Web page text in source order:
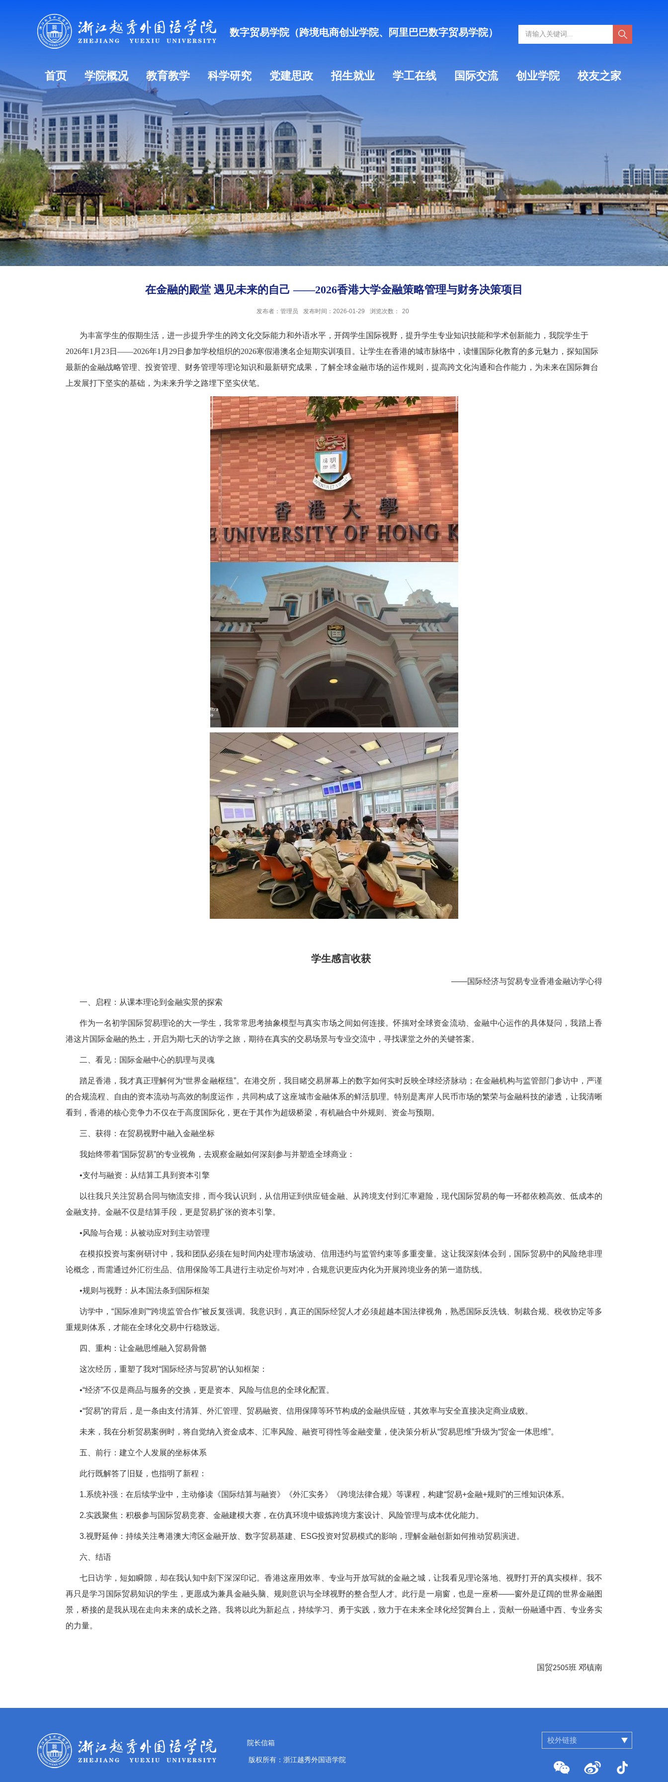
数字贸易学院（跨境电商创业学院、阿里巴巴数字贸易学院）
首页 学院概况 教育教学 科学研究 党建思政 招生就业 学工在线 国际交流 创业学院 校友之家
在金融的殿堂 遇见未来的自己 ——2026香港大学金融策略管理与财务决策项目
发布者：管理员 发布时间：2026-01-29 浏览次数： 20
为丰富学生的假期生活，进一步提升学生的跨文化交际能力和外语水平，开阔学生国际视野，提升学生专业知识技能和学术创新能力，我院学生于
2026年1月23日——2026年1月29日参加学校组织的2026寒假港澳名企短期实训项目。让学生在香港的城市脉络中，读懂国际化教育的多元魅力，探知国际
最新的金融战略管理、投资管理、财务管理等理论知识和最新研究成果，了解全球金融市场的运作规则，提高跨文化沟通和合作能力，为未来在国际舞台
上发展打下坚实的基础，为未来升学之路埋下坚实伏笔。
学生感言收获
——国际经济与贸易专业香港金融访学心得
一、启程：从课本理论到金融实景的探索
作为一名初学国际贸易理论的大一学生，我常常思考抽象模型与真实市场之间如何连接。怀揣对全球资金流动、金融中心运作的具体疑问，我踏上香
港这片国际金融的热土，开启为期七天的访学之旅，期待在真实的交易场景与专业交流中，寻找课堂之外的关键答案。
二、看见：国际金融中心的肌理与灵魂
踏足香港，我才真正理解何为“世界金融枢纽”。在港交所，我目睹交易屏幕上的数字如何实时反映全球经济脉动；在金融机构与监管部门参访中，严谨
的合规流程、自由的资本流动与高效的制度运作，共同构成了这座城市金融体系的鲜活肌理。特别是离岸人民币市场的繁荣与金融科技的渗透，让我清晰
看到，香港的核心竞争力不仅在于高度国际化，更在于其作为超级桥梁，有机融合中外规则、资金与预期。
三、获得：在贸易视野中融入金融坐标
我始终带着“国际贸易”的专业视角，去观察金融如何深刻参与并塑造全球商业：
•支付与融资：从结算工具到资本引擎
以往我只关注贸易合同与物流安排，而今我认识到，从信用证到供应链金融、从跨境支付到汇率避险，现代国际贸易的每一环都依赖高效、低成本的
金融支持。金融不仅是结算手段，更是贸易扩张的资本引擎。
•风险与合规：从被动应对到主动管理
在模拟投资与案例研讨中，我和团队必须在短时间内处理市场波动、信用违约与监管约束等多重变量。这让我深刻体会到，国际贸易中的风险绝非理
论概念，而需通过外汇衍生品、信用保险等工具进行主动定价与对冲，合规意识更应内化为开展跨境业务的第一道防线。
•规则与视野：从本国法条到国际框架
访学中，“国际准则”“跨境监管合作”被反复强调。我意识到，真正的国际经贸人才必须超越本国法律视角，熟悉国际反洗钱、制裁合规、税收协定等多
重规则体系，才能在全球化交易中行稳致远。
四、重构：让金融思维融入贸易骨骼
这次经历，重塑了我对“国际经济与贸易”的认知框架：
•“经济”不仅是商品与服务的交换，更是资本、风险与信息的全球化配置。
•“贸易”的背后，是一条由支付清算、外汇管理、贸易融资、信用保障等环节构成的金融供应链，其效率与安全直接决定商业成败。
未来，我在分析贸易案例时，将自觉纳入资金成本、汇率风险、融资可得性等金融变量，使决策分析从“贸易思维”升级为“贸金一体思维”。
五、前行：建立个人发展的坐标体系
此行既解答了旧疑，也指明了新程：
1.系统补强：在后续学业中，主动修读《国际结算与融资》《外汇实务》《跨境法律合规》等课程，构建“贸易+金融+规则”的三维知识体系。
2.实践聚焦：积极参与国际贸易竞赛、金融建模大赛，在仿真环境中锻炼跨境方案设计、风险管理与成本优化能力。
3.视野延伸：持续关注粤港澳大湾区金融开放、数字贸易基建、ESG投资对贸易模式的影响，理解金融创新如何推动贸易演进。
六、结语
七日访学，短如瞬隙，却在我认知中刻下深深印记。香港这座用效率、专业与开放写就的金融之城，让我看见理论落地、视野打开的真实模样。我不
再只是学习国际贸易知识的学生，更愿成为兼具金融头脑、规则意识与全球视野的整合型人才。此行是一扇窗，也是一座桥——窗外是辽阔的世界金融图
景，桥接的是我从现在走向未来的成长之路。我将以此为新起点，持续学习、勇于实践，致力于在未来全球化经贸舞台上，贡献一份融通中西、专业务实
的力量。
国贸2505班 邓镇南
院长信箱
版权所有：浙江越秀外国语学院
校外链接